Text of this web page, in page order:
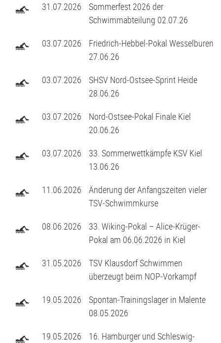
31.07.2026
Sommerfest 2026 der
Schwimmabteilung 02.07.26
03.07.2026
Friedrich-Hebbel-Pokal Wesselburen
27.06.26
03.07.2026
SHSV Nord-Ostsee-Sprint Heide
28.06.26
03.07.2026
Nord-Ostsee-Pokal Finale Kiel
20.06.26
03.07.2026
33. Sommerwettkämpfe KSV Kiel
13.06.26
11.06.2026
Änderung der Anfangszeiten vieler
TSV-Schwimmkurse
08.06.2026
33. Wiking-Pokal – Alice-Krüger-
Pokal am 06.06.2026 in Kiel
31.05.2026
TSV Klausdorf Schwimmen
überzeugt beim NOP-Vorkampf
19.05.2026
Spontan-Trainingslager in Malente
08.05.2026
19.05.2026
16. Hamburger und Schleswig-
Stammtisch
D2-Jugend - TSV Klausdorf II U12
E1-Jugend - TSV Klausdorf U11
E2-Jugend - TSV Klausdorf II U10
E3-Jugend - TSV Klausdorf III U10
F2-Jugend - TSV Klausdorf U8
G-Jugend - TSV Klausdorf U7
G2-Jugend - TSV Klausdorf U6